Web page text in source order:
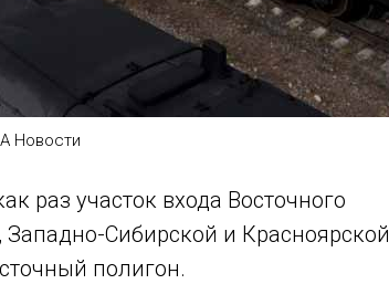
Новости
раз участок входа Восточного
Западно-Сибирской и Красноярской
полигон.